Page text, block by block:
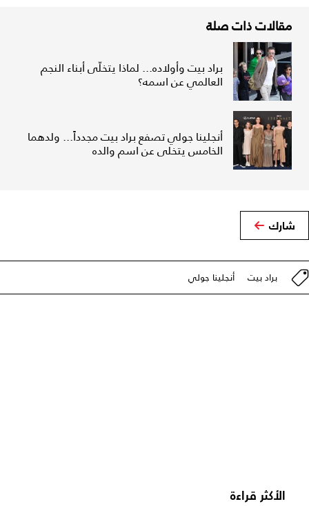
مقالات ذات صلة
براد بيت وأولاده... لماذا يتخلّى أبناء النجم
العالمي عن اسمه؟
أنجلينا جولي تصفع براد بيت مجدداً... ولدهما
الخامس يتخلى عن اسم والده
شارك
براد بيت أنجلينا جولي
الأكثر قراءة